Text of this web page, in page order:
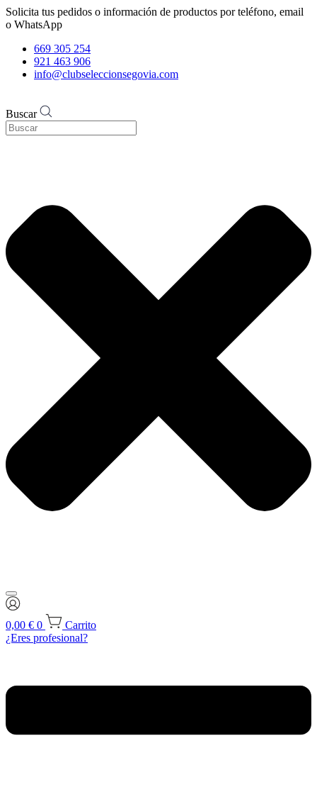
Solicita tus pedidos o información de productos por teléfono, email
o WhatsApp
669 305 254
921 463 906
info@clubseleccionsegovia.com
Buscar
0,00 € 0
Carrito
¿Eres profesional?